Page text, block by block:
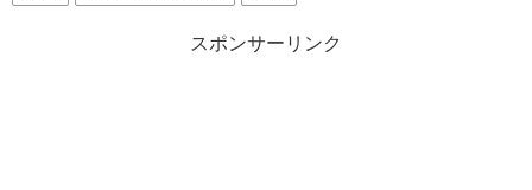
スポンサーリンク